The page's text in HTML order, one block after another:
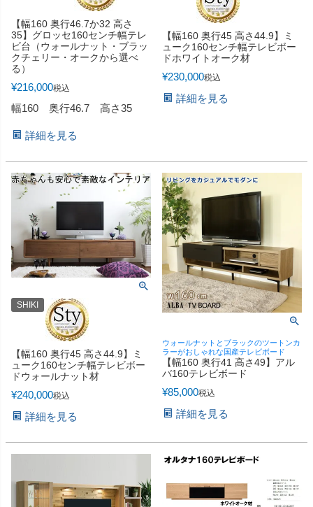
【幅160 奥行46.7か32 高さ
35】グロッセ160センチ幅テレ
ビ台（ウォールナット・ブラッ
クチェリー・オークから選べ
る）
¥216,000税込
幅160 奥行46.7 高さ35
詳細を見る
【幅160 奥行45 高さ44.9】ミ
ューク160センチ幅テレビボー
ドホワイトオーク材
¥230,000税込
詳細を見る
SHIKI
【幅160 奥行45 高さ44.9】ミ
ューク160センチ幅テレビボー
ドウォールナット材
¥240,000税込
詳細を見る
ウォールナットとブラックのツートンカ
ラーがおしゃれな国産テレビボード
【幅160 奥行41 高さ49】アル
バ160テレビボード
¥85,000税込
詳細を見る